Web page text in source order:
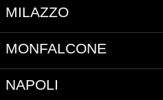
MILAZZO
MONFALCONE
NAPOLI